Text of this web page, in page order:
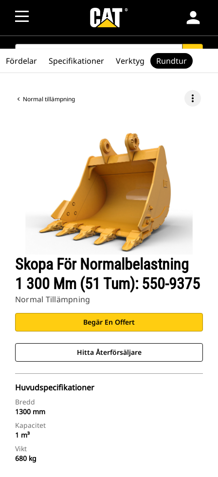
person
SEARCH search
Normal tillämpning more_vert
Skopa För Normalbelastning
1 300 Mm (51 Tum): 550-9375
Normal Tillämpning
Begär En Offert
Hitta Återförsäljare
Huvudspecifikationer
Bredd
1300 mm
Kapacitet
1 m³
Vikt
680 kg
Fördelar Specifikationer Verktyg Rundtur